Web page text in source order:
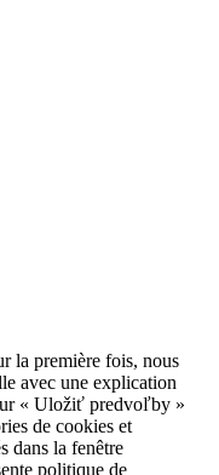
la première fois, nous
avec une explication
« Uložiť predvoľby »
de cookies et
dans la fenêtre
politique de